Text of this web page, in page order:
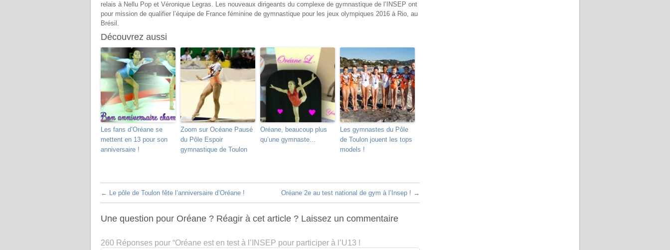
relais à Nellu Pop et Véronique Legras. Les nouveaux dirigeants du complexe de gymnastique de l’INSEP ont
pour mission de qualifier l’équipe de France féminine de gymnastique pour les jeux olympiques 2016 à Rio, au
Brésil.
Découvrez aussi
Les fans d’Oréane se
mettent en 13 pour son
anniversaire !
Zoom sur Océane Pausé
du Pôle Espoir
gymnastique de Toulon
Oréane, beaucoup plus
qu’une gymnaste…
Les gymnastes du Pôle
de Toulon jouent les tops
models !
← Le pôle de Toulon fête l’anniversaire d’Oréane ! Oréane 2e au test national de gym à l’Insep ! →
Une question pour Oréane ? Réagir à cet article ? Laissez un commentaire
260 Réponses pour “Oréane est en test à l’INSEP pour participer à l’U13 !